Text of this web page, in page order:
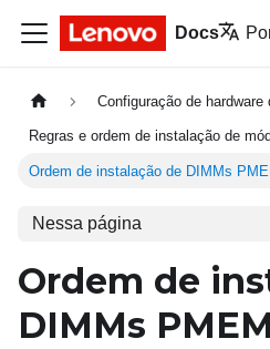
Docs
Configuração de hardware
Regras e ordem de instalação de
Ordem de instalação de DIMMs
Nessa página
Ordem de
DIMMs